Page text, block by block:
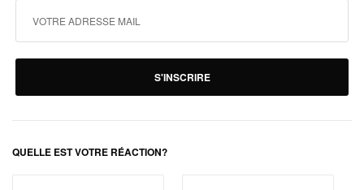
S'INSCRIRE
QUELLE EST VOTRE RÉACTION?